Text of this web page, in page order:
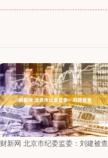
财新网 北京市纪委监委：刘建被查